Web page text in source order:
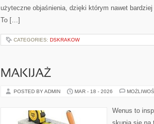
użyteczne objaśnienia, dzięki którym nawet
To […]
CATEGORIES: DSKRAKOW
MAKIJAŻ
POSTED BY ADMIN MAR - 18 - 2026
Wenus to